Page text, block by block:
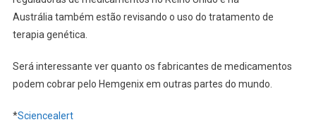
Austrália também estão revisando o uso do tratamento de
terapia genética.
Será interessante ver quanto os fabricantes de medicamentos
podem cobrar pelo Hemgenix em outras partes do mundo.
*Sciencealert